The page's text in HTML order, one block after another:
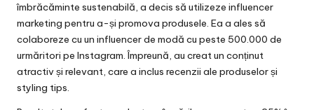
îmbrăcăminte sustenabilă, a decis să utilizeze influencer
marketing pentru a-și promova produsele. Ea a ales să
colaboreze cu un influencer de modă cu peste 500.000 de
urmăritori pe Instagram. Împreună, au creat un conținut
atractiv și relevant, care a inclus recenzii ale produselor și
styling tips.